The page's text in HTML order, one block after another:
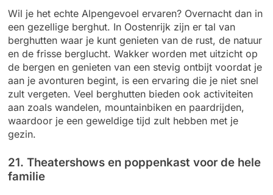
Wil je het echte Alpengevoel ervaren? Overnacht dan in
een gezellige berghut. In Oostenrijk zijn er tal van
berghutten waar je kunt genieten van de rust, de natuur
en de frisse berglucht. Wakker worden met uitzicht op
de bergen en genieten van een stevig ontbijt voordat je
aan je avonturen begint, is een ervaring die je niet snel
zult vergeten. Veel berghutten bieden ook activiteiten
aan zoals wandelen, mountainbiken en paardrijden,
waardoor je een geweldige tijd zult hebben met je
gezin.
21. Theatershows en poppenkast voor de hele
familie